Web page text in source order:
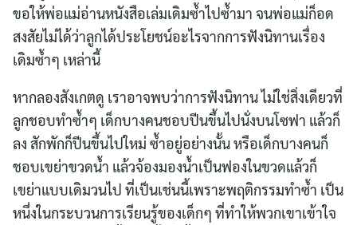
ขอให้พ่อแม่อ่านหนังสือเล่มเดิมซ้ำไปซ้ำมา จนพ่อแม่ก็อด
สงสัยไม่ได้ว่าลูกได้ประโยชน์อะไรจากการฟังนิทานเรื่อง
เดิมซ้ำๆ เหล่านี้
หากลองสังเกตดู เราอาจพบว่าการฟังนิทาน ไม่ใช่สิ่งเดียวที่
ลูกชอบทำซ้ำๆ เด็กบางคนชอบปีนขึ้นไปนั่งบนโซฟา แล้วก็
ลง สักพักก็ปีนขึ้นไปใหม่ ซ้ำอยู่อย่างนั้น หรือเด็กบางคนก็
ชอบเขย่าขวดน้ำ แล้วจ้องมองน้ำเป็นฟองในขวดแล้วก็
เขย่าแบบเดิมวนไป ที่เป็นเช่นนี้เพราะพฤติกรรมทำซ้ำ เป็น
หนึ่งในกระบวนการเรียนรู้ของเด็กๆ ที่ทำให้พวกเขาเข้าใจ